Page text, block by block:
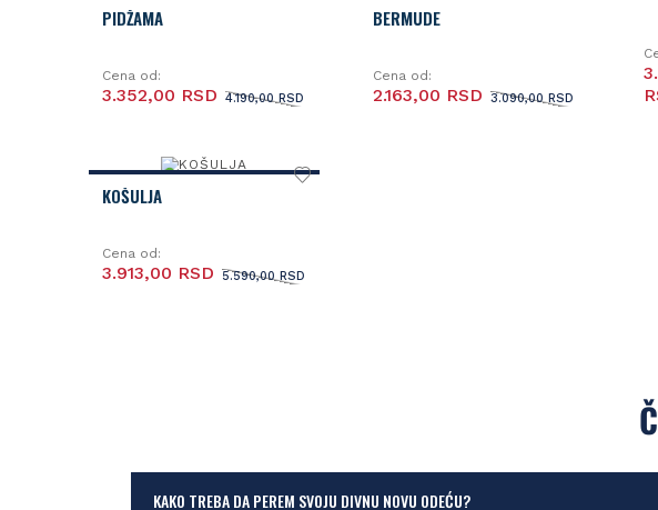
PIDŽAMA
Cena od:
4.190,00 RSD
3.352,00 RSD
BERMUDE
Cena od:
3.090,00 RSD
2.163,00 RSD
KOŠULJA
Cena od:
5.590,00 RSD
3.913,00 RSD
KAKO TREBA DA PEREM SVOJU DIVNU NOVU ODEĆU?